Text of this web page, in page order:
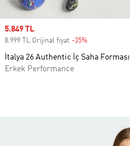
Sale price
5.849 TL
8.999 TL Orijinal fiyat -35%
İtalya 26 Authentic İç Saha Forması
Erkek Performance